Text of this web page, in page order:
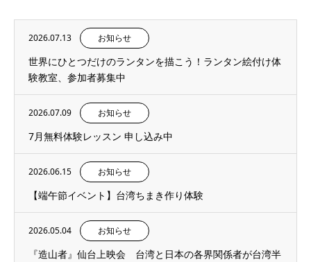
2026.07.13 お知らせ
世界にひとつだけのランタンを描こう！ランタン絵付け体
験教室、参加者募集中
2026.07.09 お知らせ
7月無料体験レッスン 申し込み中
2026.06.15 お知らせ
【端午節イベント】台湾ちまき作り体験
2026.05.04 お知らせ
『造山者』仙台上映会 台湾と日本の各界関係者が台湾半